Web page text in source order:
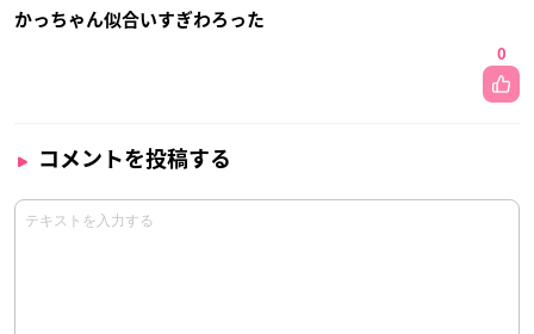
かっちゃん似合いすぎわろった
0
コメントを投稿する